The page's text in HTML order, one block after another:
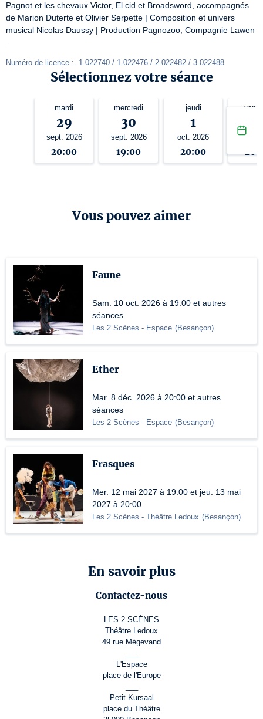
Pagnot et les chevaux Victor, El cid et Broadsword, accompagnés
de Marion Duterte et Olivier Serpette | Composition et univers
musical Nicolas Daussy | Production Pagnozoo, Compagnie Lawen
Numéro de licence :  1-022740 / 1-022476 / 2-022482 / 3-022488
Sélectionnez votre séance
mardi
29
sept. 2026
20:00
mercredi
30
sept. 2026
19:00
jeudi
1
oct. 2026
20:00
oct.
Vous pouvez aimer
Faune
Sam. 10 oct. 2026 à 19:00 et autres
séances
Les 2 Scènes - Espace (Besançon)
Ether
Mar. 8 déc. 2026 à 20:00 et autres
séances
Les 2 Scènes - Espace (Besançon)
Frasques
Mer. 12 mai 2027 à 19:00 et jeu. 13 mai
2027 à 20:00
Les 2 Scènes - Théâtre Ledoux (Besançon)
En savoir plus
Contactez-nous
LES 2 SCÈNES
Théâtre Ledoux
49 rue Mégevand
L'Espace
place de l'Europe
Petit Kursaal
place du Théâtre